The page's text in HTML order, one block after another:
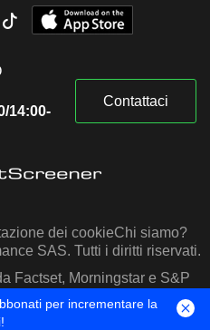
14:00-
Contattaci
dei cookieChi siamo?
SAS. Tutti i diritti riservati.
Factset, Morningstar e S&P
IQ
per incrementare la